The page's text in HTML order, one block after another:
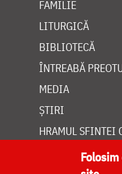
FAMILIE
LITURGICĂ
BIBLIOTECĂ
ÎNTREABĂ
MEDIA
ȘTIRI
HRAMUL SFINTEI